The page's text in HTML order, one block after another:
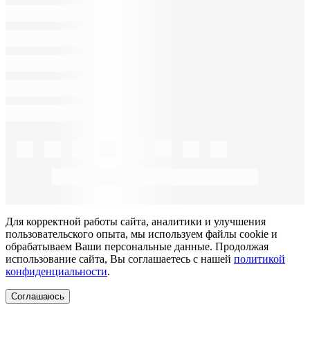
Для корректной работы сайта, аналитики и улучшения
пользовательского опыта, мы используем файлы cookie и
обрабатываем Ваши персональные данные. Продолжая
использование сайта, Вы соглашаетесь с нашей политикой
конфиденциальности.
Соглашаюсь